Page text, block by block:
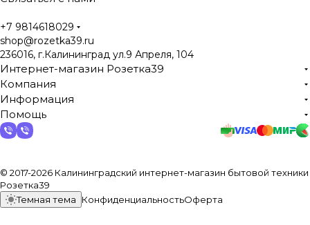
+7 9814618029
shop@rozetka39.ru
236016, г.Калининград ул.9 Апреля, 104
Интернет-магазин Розетка39
Компания
Информация
Помощь
© 2017-2026 Калининградский интернет-магазин бытовой техники
Розетка39
Темная тема
КонфиденциальностьОферта